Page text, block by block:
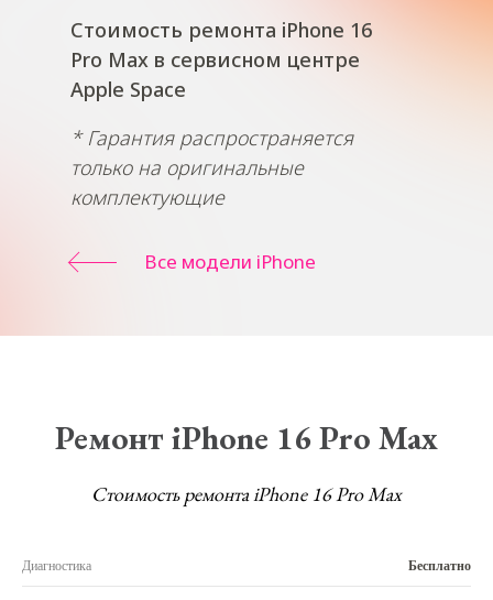
Все модели iPhone
Стоимость ремонта iPhone 16
Pro Max в сервисном центре
Apple Space
* Гарантия распространяется
только на оригинальные
комплектующие
Ремонт iPhone 16 Pro Max
Стоимость ремонта iPhone 16 Pro Max
Диагностика Бесплатно